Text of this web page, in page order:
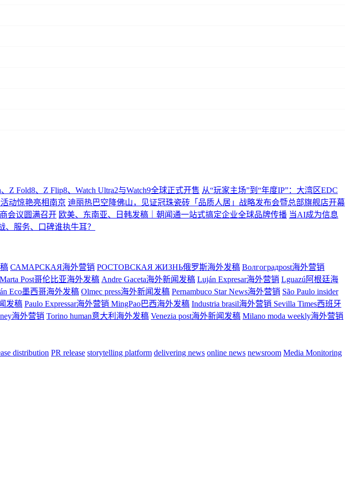
Z Fold8、Z Flip8、Watch Ultra2与Watch9全球正式开售 从“玩家主场”到“年度IP”：大湾区EDC
动惊艳亮相南京 迪丽热巴空降佛山，见证冠珠瓷砖「品质人居」战略发布会暨总部旗舰店开幕
会议圆满召开 欧美、东南亚、日韩发稿｜朝闻通一站式搞定企业全球品牌传播 当AI成为信息
、服务、口碑谁执牛耳？
САМАРСКАЯ海外营销 РОСТОВСКАЯ ЖИЗНЬ俄罗斯海外发稿 Волгоградpost海外营销
Marta Post哥伦比亚海外发稿 Andre Gaceta海外新闻发稿 Luján Expresar海外营销 Lguazú阿根廷海
Eco墨西哥海外发稿 Olmec press海外新闻发稿 Pernambuco Star News海外营销 São Paulo insider
发稿 Paulo Expressar海外营销 MingPao巴西海外发稿 Industria brasil海外营销 Sevilla Times西班牙
海外营销 Torino human意大利海外发稿 Venezia post海外新闻发稿 Milano moda weekly海外营销
distribution PR release storytelling platform delivering news online news newsroom Media Monitoring